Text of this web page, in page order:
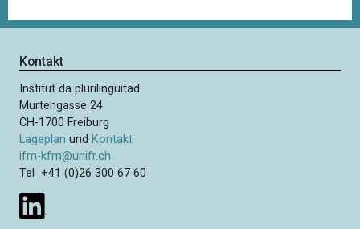
Kontakt
Institut da plurilinguitad
Murtengasse 24
CH-1700 Freiburg
Lageplan und Kontakt
ifm-kfm@unifr.ch
Tel +41 (0)26 300 67 60